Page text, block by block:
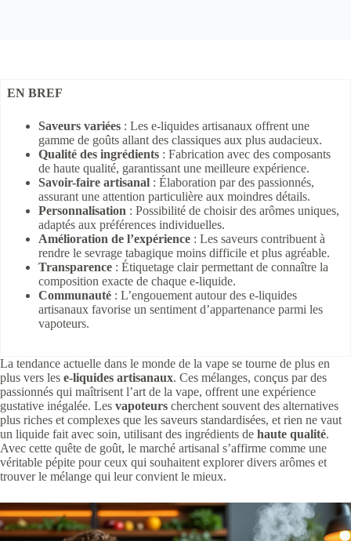
EN BREF
Saveurs variées : Les e-liquides artisanaux offrent une
gamme de goûts allant des classiques aux plus audacieux.
Qualité des ingrédients : Fabrication avec des composants
de haute qualité, garantissant une meilleure expérience.
Savoir-faire artisanal : Élaboration par des passionnés,
assurant une attention particulière aux moindres détails.
Personnalisation : Possibilité de choisir des arômes uniques,
adaptés aux préférences individuelles.
Amélioration de l’expérience : Les saveurs contribuent à
rendre le sevrage tabagique moins difficile et plus agréable.
Transparence : Étiquetage clair permettant de connaître la
composition exacte de chaque e-liquide.
Communauté : L’engouement autour des e-liquides
artisanaux favorise un sentiment d’appartenance parmi les
vapoteurs.
La tendance actuelle dans le monde de la vape se tourne de plus en
plus vers les e-liquides artisanaux. Ces mélanges, conçus par des
passionnés qui maîtrisent l’art de la vape, offrent une expérience
gustative inégalée. Les vapoteurs cherchent souvent des alternatives
plus riches et complexes que les saveurs standardisées, et rien ne vaut
un liquide fait avec soin, utilisant des ingrédients de haute qualité.
Avec cette quête de goût, le marché artisanal s’affirme comme une
véritable pépite pour ceux qui souhaitent explorer divers arômes et
trouver le mélange qui leur convient le mieux.